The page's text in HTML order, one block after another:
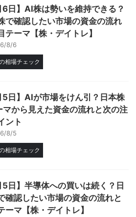
6日】AI株は勢いを維持できる？
で確認したい市場の資金の流れ
テーマ【株・デイトレ】
8/6
相場チェック
5日】AIが市場をけん引？日本株
から見えた資金の流れと次の注
ント
8/5
相場チェック
5日】半導体への買いは続く？日
確認したい市場の資金の流れと
ーマ【株・デイトレ】